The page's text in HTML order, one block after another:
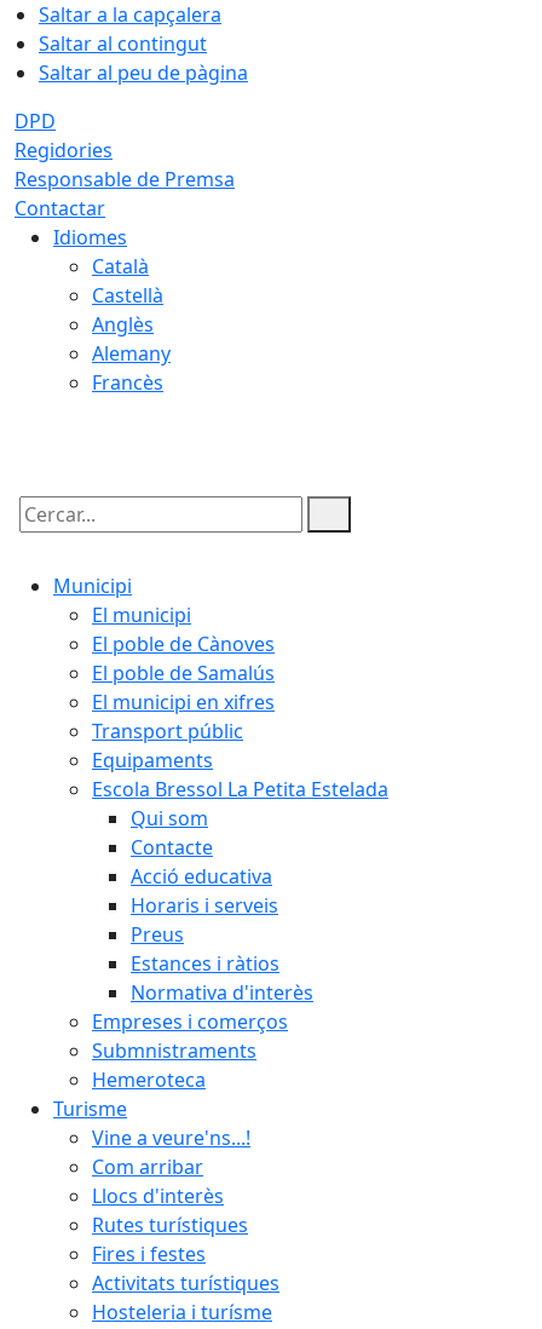
Saltar a la capçalera
Saltar al contingut
Saltar al peu de pàgina
DPD
Regidories
Responsable de Premsa
Contactar
Idiomes
Català
Castellà
Anglès
Alemany
Francès
Cercar:
Municipi
El municipi
El poble de Cànoves
El poble de Samalús
El municipi en xifres
Transport públic
Equipaments
Escola Bressol La Petita Estelada
Qui som
Contacte
Acció educativa
Horaris i serveis
Preus
Estances i ràtios
Normativa d'interès
Empreses i comerços
Submnistraments
Hemeroteca
Turisme
Vine a veure'ns...!
Com arribar
Llocs d'interès
Rutes turístiques
Fires i festes
Activitats turístiques
Hosteleria i turísme